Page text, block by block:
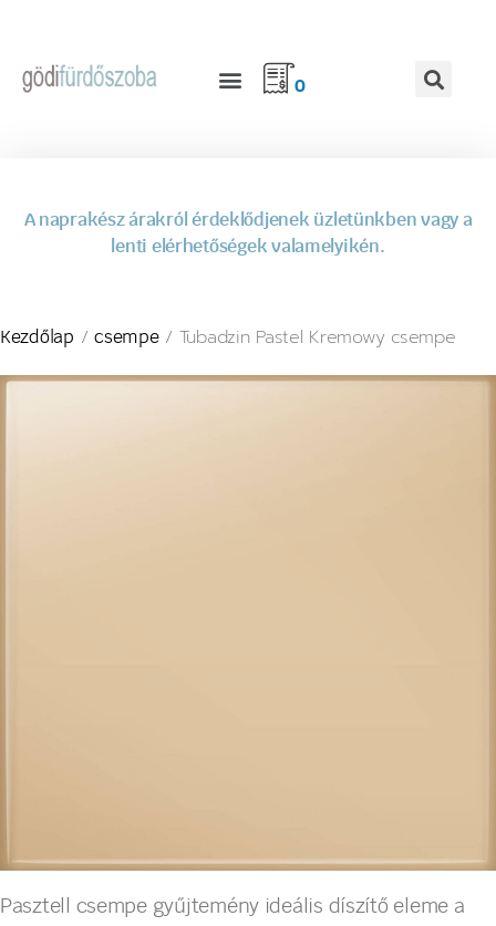
0
A naprakész árakról érdeklődjenek üzletünkben vagy a
lenti elérhetőségek valamelyikén.
Kezdőlap /csempe/ Tubadzin Pastel Kremowy csempe
Pasztell csempe gyűjtemény ideális díszítő eleme a